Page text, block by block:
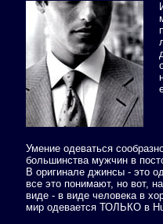
Умение одеваться
большинства мужчин в
В оригинале джинсы - это
все это понимают, но вот,
виде - в виде человека в
мир одевается ТОЛЬКО в